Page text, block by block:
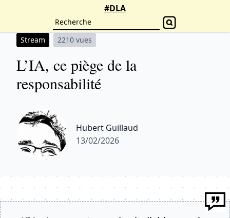
#DLA
Stream 2210 vues
L’IA, ce piège de la
responsabilité
Hubert Guillaud
13/02/2026